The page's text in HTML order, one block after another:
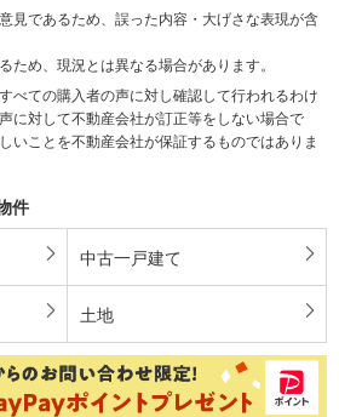
見であるため、誤った内容・大げさな表現が含
ため、現況とは異なる場合があります。
べての購入者の声に対し確認して行われるわけ
に対して不動産会社が訂正等をしない場合で
いことを不動産会社が保証するものではありま
件
中古一戸建て
土地